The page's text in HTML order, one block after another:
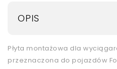
OPIS
Płyta montażowa dla
przeznaczona do pojazdów